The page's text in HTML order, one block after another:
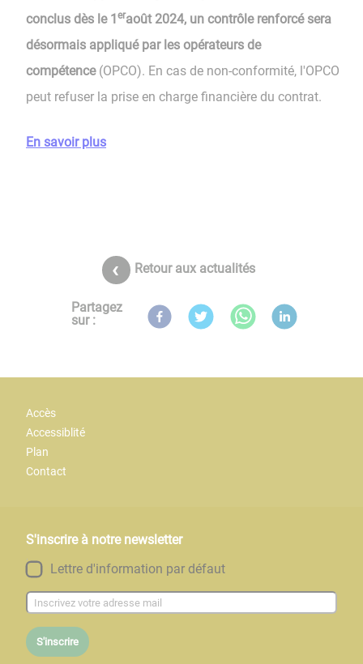
conclus dès le 1 eraoût 2024, un contrôle renforcé sera
désormais appliqué par les opérateurs de
compétence(OPCO). En cas de non-conformité, l'OPCO
peut refuser la prise en charge financière du contrat.
En savoir plus
Retour aux actualités
Partagez
sur :
Accès
Accessiblité
Plan
Contact
S'inscrire à notre newsletter
Lettre d'information par défaut
S'inscrire